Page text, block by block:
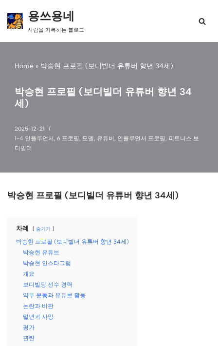
콘
용쓰용네
사람을 기록하는 블로그
Home » 박승현 프로필 (보디빌더 유튜버 향년 34세)
박승현 프로필 (보디빌더 유튜버 향년 34
세)
2025-12-21
1-4 인플루언서 , 6 프로필 , 모델 , 유튜버 , 인플루언서 프로필 , 피트니스 보
디빌더
박승현 프로필 (보디빌더 유튜버 향년 34세)
차례 숨기기
박승현 프로필 (보디빌더 유튜버 향년 34세)
박승현 유튜브
박승현 인스타그램
개요
보디빌딩 선수 경력
약투 운동과 유튜브 활동
논란과 비판
말년과 사망
평가
관련